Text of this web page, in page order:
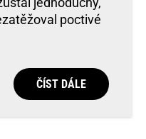
poctivé
ČÍST DÁLE